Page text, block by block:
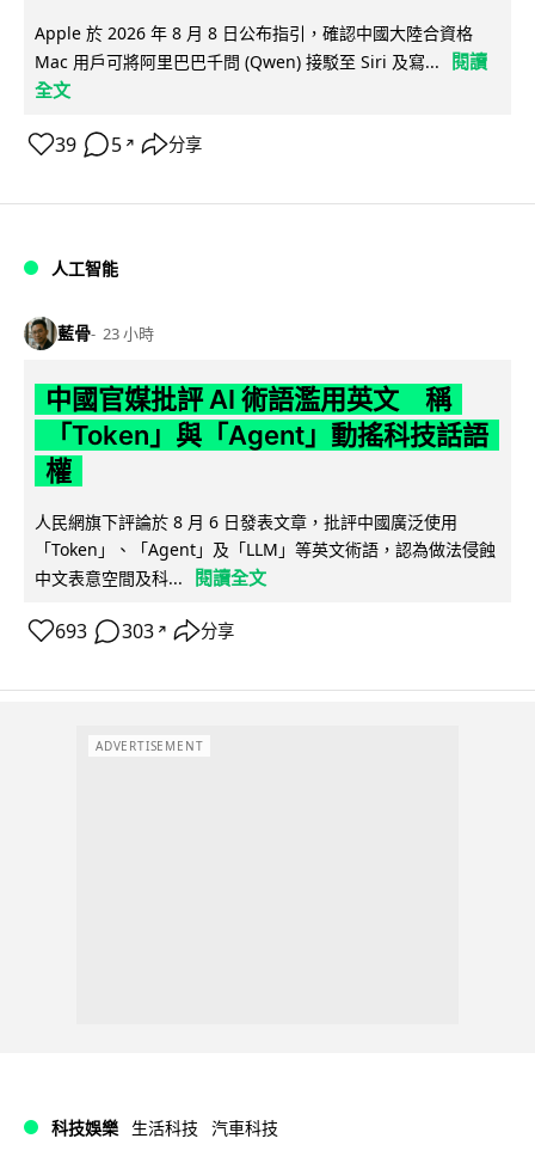
Apple 於 2026 年 8 月 8 日公布指引，確認中國大陸合資格
Mac 用戶可將阿里巴巴千問 (Qwen) 接駁至 Siri 及寫...
閱讀
全文
39 5 ↗ 分享
人工智能
藍骨 23 小時
中國官媒批評 AI 術語濫用英文 稱
「Token」與「Agent」動搖科技話語
權
人民網旗下評論於 8 月 6 日發表文章，批評中國廣泛使用
「Token」、「Agent」及「LLM」等英文術語，認為做法侵蝕
中文表意空間及科...
閱讀全文
693 303 ↗ 分享
ADVERTISEMENT
科技娛樂 生活科技 汽車科技